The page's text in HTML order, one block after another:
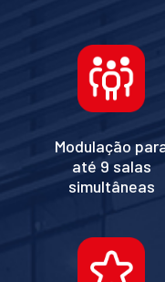
Modulação
até 9 salas
simultâneas